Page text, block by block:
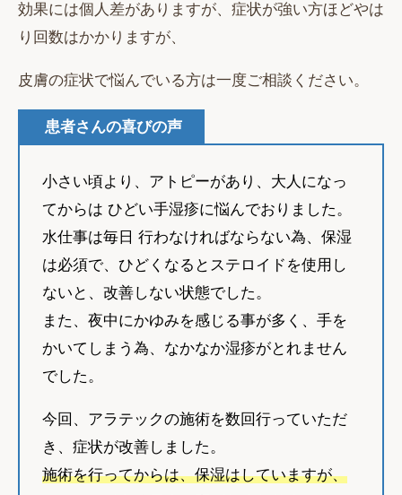
効果には個人差がありますが、症状が強い方ほどやは
り回数はかかりますが、
皮膚の症状で悩んでいる方は一度ご相談ください。
患者さんの喜びの声
小さい頃より、アトピーがあり、大人になっ
てからは ひどい手湿疹に悩んでおりました。
水仕事は毎日 行わなければならない為、保湿
は必須で、ひどくなるとステロイドを使用し
ないと、改善しない状態でした。
また、夜中にかゆみを感じる事が多く、手を
かいてしまう為、なかなか湿疹がとれません
でした。
今回、アラテックの施術を数回行っていただ
き、症状が改善しました。
施術を行ってからは、保湿はしていますが、